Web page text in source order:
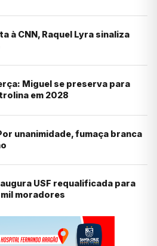
à CNN, Raquel Lyra sinaliza
Miguel se preserva para
em 2028
unanimidade, fumaça branca
USF requalificada para
moradores